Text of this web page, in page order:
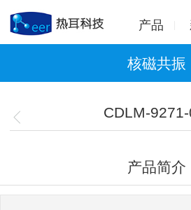
产品
核磁共振
CDLM-
产品简介